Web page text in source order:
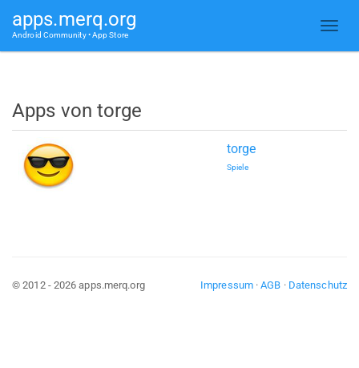
apps.merq.org
Android Community • App Store
Apps von torge
torge
Spiele
Impressum·AGB · Datenschutz
© 2012 - 2026 apps.merq.org